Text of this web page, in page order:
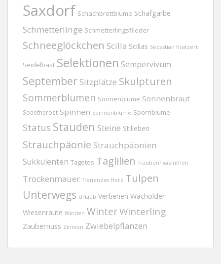
Saxdorf Schachbrettblume Schafgarbe
Schmetterlinge Schmetterlingsflieder
Schneeglöckchen Scilla Scillas Sebastian Kratzert
Seidelbast Selektionen Sempervivum
September Sitzplätze Skulpturen
Sommerblumen Sonnenblume Sonnenbraut
Spaetherbst Spinnen Spinnenblume Spornblume
Status Stauden Steine Stilleben
Strauchpäonie Strauchpäonien
Sukkulenten Tagetes Taglilien Traubenhyazinthen
Trockenmauer Tränendes Herz Tulpen
Unterwegs Urlaub Verbenen Wacholder
Wiesenraute Winden WinterWinterling
Zaubernuss Zinnien Zwiebelpflanzen